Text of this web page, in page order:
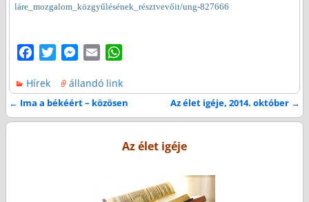
láre_mozgalom_közgyűlésének_résztvevőit/ung-827666
c
e
b
t
t
M
s
s
e
a
i
l
a
t
s
p
Hírek állandó link
Bejegyzés navigáció
← Ima a békéért – közösen Az élet igéje, 2014. október →
Az élet igéje